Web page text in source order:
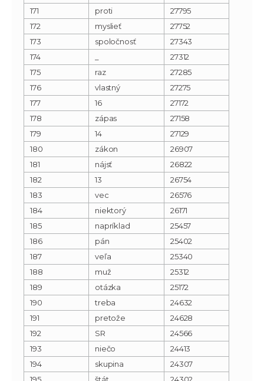
171
proti
27795
172
myslieť
27752
173
spoločnosť
27343
174
27312
175
raz
27285
176
vlastný
27275
177
16
27172
178
zápas
27158
179
14
27129
180
zákon
26907
181
nájsť
26822
182
13
26754
183
vec
26576
184
niektorý
26171
185
napríklad
25457
186
pán
25402
187
veľa
25340
188
muž
25312
189
otázka
25172
190
treba
24632
191
pretože
24628
192
SR
24566
193
niečo
24413
194
skupina
24307
195
štát 24302